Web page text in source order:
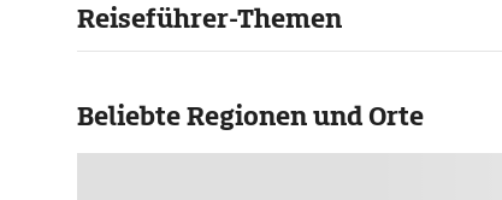
Reiseführer-Themen
Beliebte Regionen und Orte